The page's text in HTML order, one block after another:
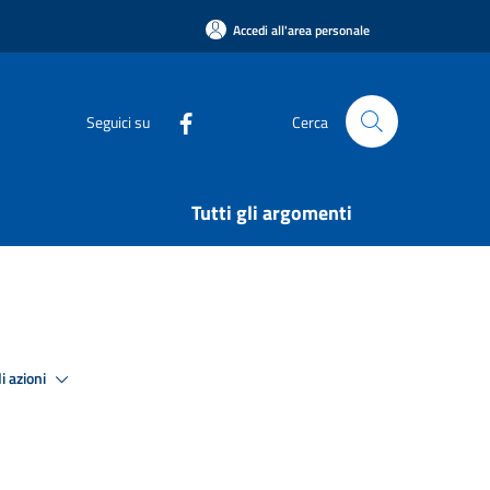
Accedi all'area personale
Seguici su Cerca
Tutti gli argomenti
azioni